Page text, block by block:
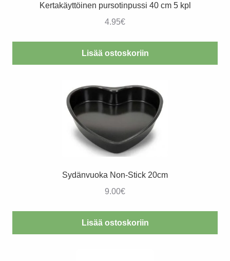
Kertakäyttöinen pursotinpussi 40 cm 5 kpl
4.95€
Lisää ostoskoriin
Sydänvuoka Non-Stick 20cm
9.00€
Lisää ostoskoriin